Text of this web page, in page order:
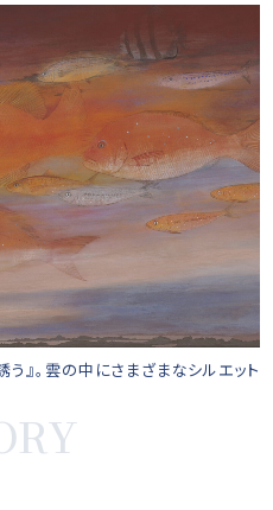
』。雲の中にさまざまなシルエット